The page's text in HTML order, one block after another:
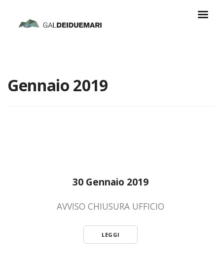
Gennaio 2019
30 Gennaio 2019
AVVISO CHIUSURA UFFICIO
LEGGI